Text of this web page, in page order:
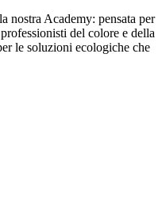
nostra Academy: pensata per
del colore e della
le soluzioni ecologiche che